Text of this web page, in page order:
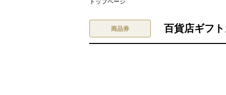
トップページ
百貨店ギフ